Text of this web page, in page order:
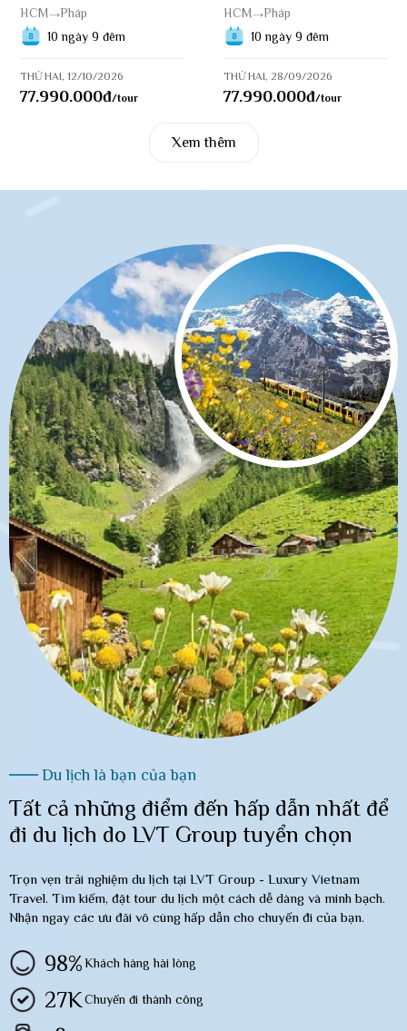
Thụy Sĩ - Ý - Áo - Đức
(12/10/2026)
HCM
Pháp
10 ngày 9 đêm
THỨ HAI, 12/10/2026
77.990.000đ/tour
Thụy Sĩ - Ý - Áo - Đức
(28/09/2026)
HCM
Pháp
10 ngày 9 đêm
THỨ HAI, 28/09/2026
77.990.000đ/tour
Xem thêm
Du lịch là bạn của bạn
Tất cả những điểm đến hấp dẫn nhất để
đi du lịch do LVT Group tuyển chọn
Trọn vẹn trải nghiệm du lịch tại LVT Group - Luxury Vietnam
Travel. Tìm kiếm, đặt tour du lịch một cách dễ dàng và minh bạch.
Nhận ngay các ưu đãi vô cùng hấp dẫn cho chuyến đi của bạn.
98% Khách hàng hài lòng
27K Chuyến đi thành công